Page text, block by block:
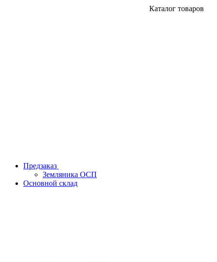
Каталог товаров
Предзаказ
Земляника ОСП
Основной склад